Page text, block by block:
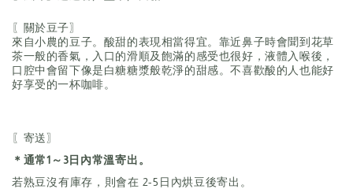
〖關於豆子〗
來自小農的豆子。酸甜的表現相當得宜。靠近鼻子時會聞到花草
茶一般的香氣，入口的滑順及飽滿的感受也很好，液體入喉後，
口腔中會留下像是白糖糖漿般乾淨的甜感。不喜歡酸的人也能好
好享受的一杯咖啡。
〖寄送〗
＊通常1～3日內常溫寄出。
若熟豆沒有庫存，則會在 2-5日內烘豆後寄出。